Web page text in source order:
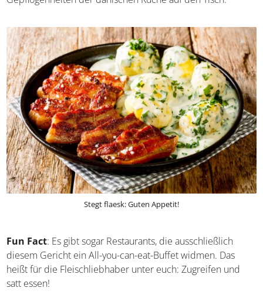
dänischen Küche auf den Tisch.
Fun Fact: Es gibt sogar Restaurants, die ausschließlich
diesem Gericht ein All-you-can-eat-Buffet widmen. Das
heißt für die Fleischliebhaber unter euch: Zugreifen und